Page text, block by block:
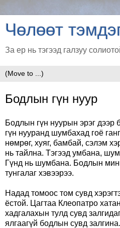
Чөлөөт
За ер нь тэгээд галзуу
Бодлын гүн нуур
Бодлын гүн нуурын эрэг дээр
гүн нууранд шумбахад гоё
нөмрөг, хуяг, бамбай, сэлэм
нь тайлна. Тэгээд умбана,
Гүнд нь шумбана. Бодлын
тунгалаг хэвээрээ.
Надад томоос том сувд
ёстой. Цагтаа Клеопатро
хадгалахын тулд сувд
ялгаагүй бодлын сувд